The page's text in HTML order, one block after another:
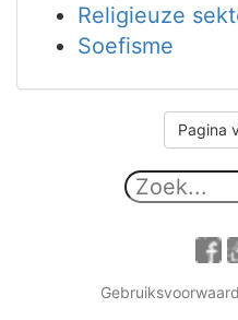
Religieuze
Soefisme
Pagina